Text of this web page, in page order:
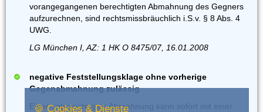
vorangegangenen berechtigten Abmahnung des Gegners
aufzurechnen, sind rechtsmissbräuchlich i.S.v. § 8 Abs. 4
UWG.
LG München I, AZ: 1 HK O 8475/07, 16.01.2008
negative Feststellungsklage ohne vorherige
Gegenabmahnung zulässig
Einer unberechtigten Abmahnung kann sofort mit einer
🍪 Cookies & Dienste